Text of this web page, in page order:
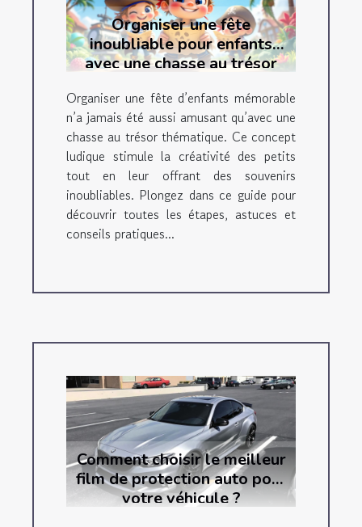
Organiser une fête
inoubliable pour enfants
avec une chasse au trésor
Organiser une fête d’enfants mémorable
n’a jamais été aussi amusant qu’avec une
chasse au trésor thématique. Ce concept
ludique stimule la créativité des petits
tout en leur offrant des souvenirs
inoubliables. Plongez dans ce guide pour
découvrir toutes les étapes, astuces et
conseils pratiques...
Comment choisir le meilleur
film de protection auto pour
votre véhicule ?